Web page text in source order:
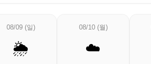
08/09 (일)
🌦️
08/10 (월)
☁️